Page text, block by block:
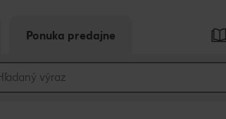
Ponuka predajne